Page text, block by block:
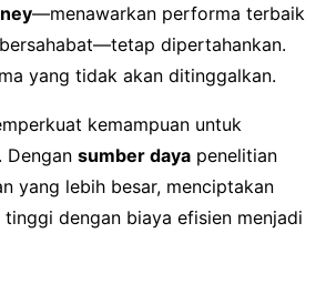
—menawarkan performa terbaik
dipertahankan.
yang tidak akan ditinggalkan.
kemampuan untuk
Dengan sumber daya penelitian
yang lebih besar, menciptakan
dengan biaya efisien menjadi